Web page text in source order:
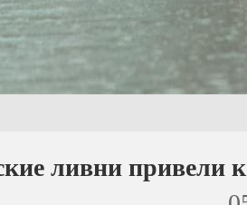
ливни привели